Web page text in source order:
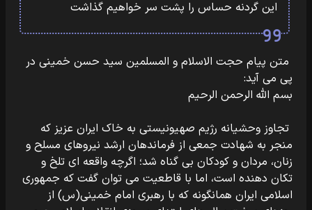
این گردنه حساس را پشت سر خواهیم گذاشت
متن پیام حجت الاسلام و المسلمین سید حسن خمینی در
پی می آید:
بسم الله الرحمن الرحیم
تجاوز وحشیانه رژیم صهیونیستی به خاک ایران عزیز که
منجر به شهادت جمعی از فرماندهان ارشد نیروهای مسلح و
زنان، مردان و کودکان بی گناه شد؛ اگرچه واقعه ای تلخ و
تکان دهنده است، اما با قاطعیت می توان گفت که جمهوری
اسلامی ایران همانگونه که با رهبری امام خمینی(س) از